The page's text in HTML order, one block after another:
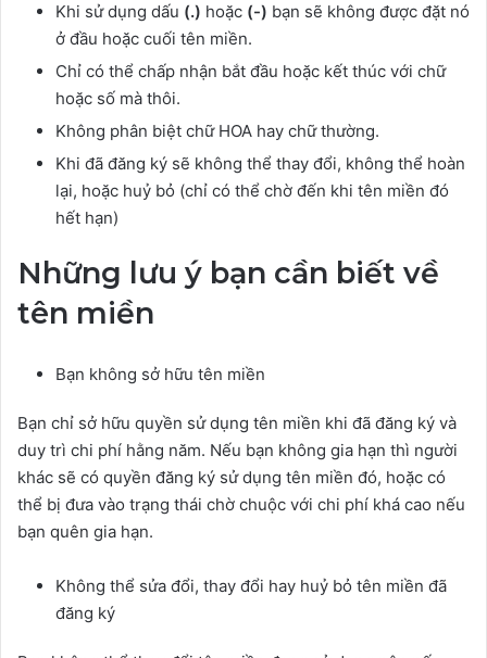
Khi sử dụng dấu (.) hoặc (-) bạn sẽ không được đặt nó
ở đầu hoặc cuối tên miền.
Chỉ có thể chấp nhận bắt đầu hoặc kết thúc với chữ
hoặc số mà thôi.
Không phân biệt chữ HOA hay chữ thường.
Khi đã đăng ký sẽ không thể thay đổi, không thể hoàn
lại, hoặc huỷ bỏ (chỉ có thể chờ đến khi tên miền đó
hết hạn)
Những lưu ý bạn cần biết về
tên miền
Bạn không sở hữu tên miền
Bạn chỉ sở hữu quyền sử dụng tên miền khi đã đăng ký và
duy trì chi phí hằng năm. Nếu bạn không gia hạn thì người
khác sẽ có quyền đăng ký sử dụng tên miền đó, hoặc có
thể bị đưa vào trạng thái chờ chuộc với chi phí khá cao nếu
bạn quên gia hạn.
Không thể sửa đổi, thay đổi hay huỷ bỏ tên miền đã
đăng ký